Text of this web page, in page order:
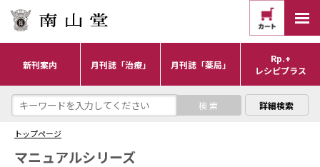
新刊案内 月刊誌「治療」 月刊誌「薬局」
Rp.+
レシピプラス
詳細検索
トップページ
マニュアルシリーズ